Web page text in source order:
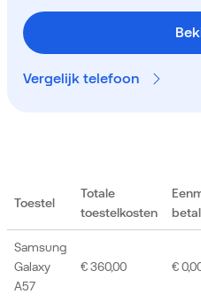
Vergelijk telefoon
Toestel
Totale
toestelkosten
Samsung
Galaxy
A57
€ 360,00 €